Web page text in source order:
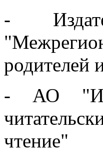
-
родителей
- АО
чтение"